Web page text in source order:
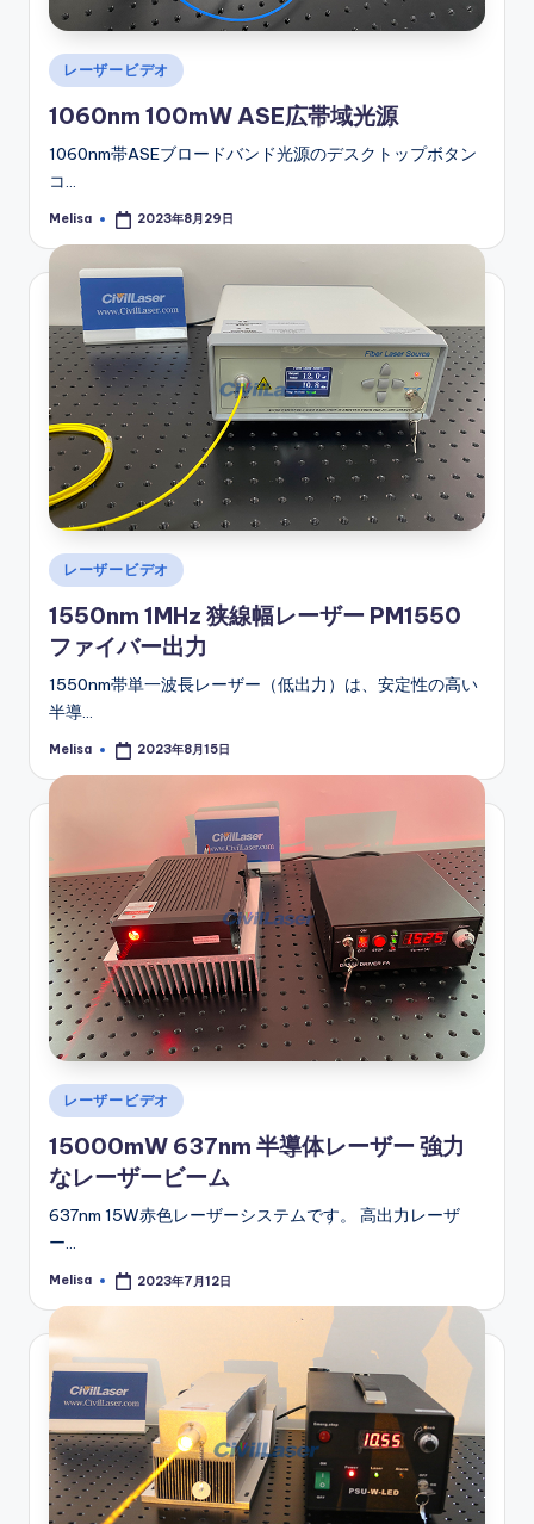
Posted
in
レーザービデオ
1060nm 100mW ASE広帯域光源
1060nm帯ASEブロードバンド光源のデスクトップボタン
コ…
Posted
Melisa 2023年8月29日
Posted
in
レーザービデオ
1550nm 1MHz 狭線幅レーザー PM1550
ファイバー出力
1550nm帯単一波長レーザー（低出力）は、安定性の高い
半導…
Posted
Melisa 2023年8月15日
Posted
in
レーザービデオ
15000mW 637nm 半導体レーザー 強力
なレーザービーム
637nm 15W赤色レーザーシステムです。 高出力レーザ
ー…
Posted
Melisa 2023年7月12日